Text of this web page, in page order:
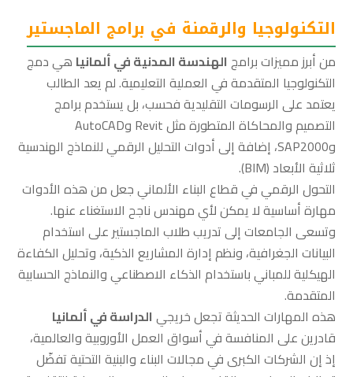
التكنولوجيا والرقمنة في برامج الماجستير
من أبرز مميزات برامج الهندسة المدنية في ألمانيا هي دمج
التكنولوجيا المتقدمة في العملية التعليمية. لم يعد الطالب
يعتمد على الرسومات التقليدية فحسب، بل يستخدم برامج
التصميم والمحاكاة المتطورة مثل Revit وAutoCAD
وSAP2000، إضافة إلى أدوات التحليل الرقمي للنماذج الهندسية
ثلاثية الأبعاد (BIM).
التحول الرقمي في قطاع البناء الألماني جعل من هذه الأدوات
مهارة أساسية لا يمكن لأي مهندس ناجح الاستغناء عنها.
وتسعى الجامعات إلى تدريب طلاب الماجستير على استخدام
البيانات الجغرافية، ونظم إدارة المشاريع الذكية، وتحليل الكفاءة
الهيكلية للمباني باستخدام الذكاء الاصطناعي والنماذج الحسابية
المتقدمة.
هذه المهارات الحديثة تجعل خريجي الدراسة في ألمانيا
قادرين على المنافسة في أسواق العمل الأوروبية والعالمية،
إذ إن الشركات الكبرى في مجالات البناء والبنية التحتية تفضّل